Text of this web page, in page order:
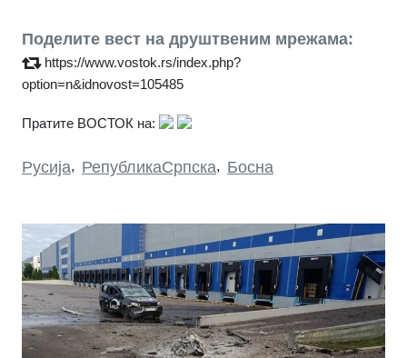
Поделите вест на друштвеним мрежама:
https://www.vostok.rs/index.php?
option=n&idnovost=105485
Пратите ВОСТОК на:
Русија, РепубликаСрпска, Босна